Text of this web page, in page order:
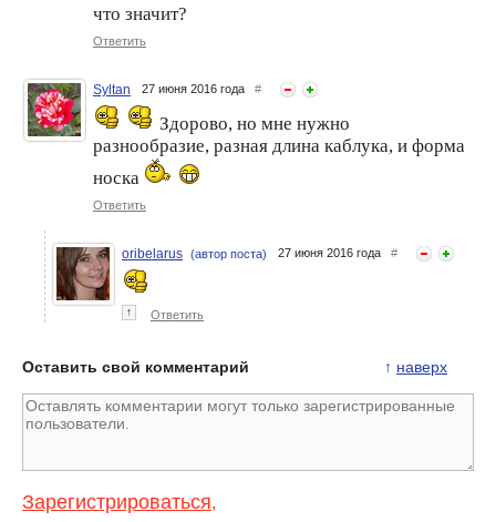
что значит?
Ответить
Syltan 27 июня 2016 года #
Здорово, но мне нужно
разнообразие, разная длина каблука, и форма
носка
Ответить
oribelarus (автор поста) 27 июня 2016 года #
↑ Ответить
↑ наверх
Оставить свой комментарий
Зарегистрироваться,